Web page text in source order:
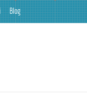
Blog